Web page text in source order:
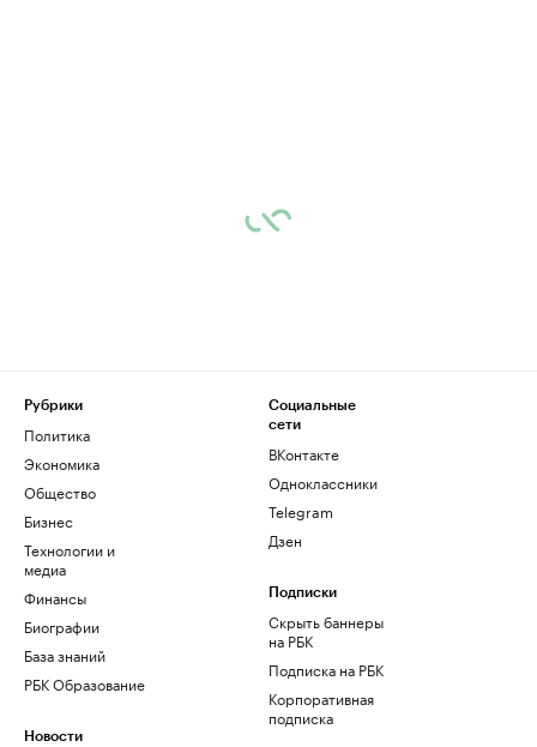
Рубрики
Политика
Экономика
Общество
Бизнес
Технологии и
медиа
Финансы
Биографии
База знаний
РБК Образование
Новости
Социальные
сети
ВКонтакте
Одноклассники
Telegram
Дзен
Подписки
Скрыть баннеры
на РБК
Подписка на РБК
Корпоративная
подписка